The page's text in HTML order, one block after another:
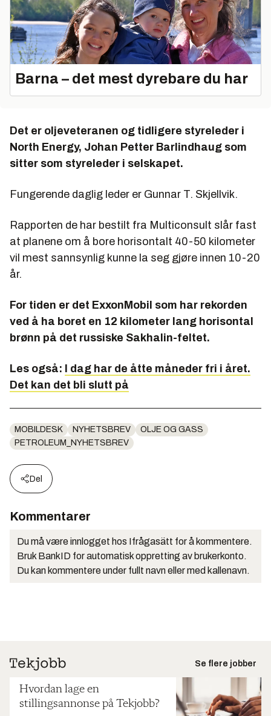
Barna – det mest dyrebare du har
Det er oljeveteranen og tidligere styreleder i
North Energy, Johan Petter Barlindhaug som
sitter som styreleder i selskapet.
Fungerende daglig leder er Gunnar T. Skjellvik.
Rapporten de har bestilt fra Multiconsult slår fast
at planene om å bore horisontalt 40-50 kilometer
vil mest sannsynlig kunne la seg gjøre innen 10-20
år.
For tiden er det ExxonMobil som har rekorden
ved å ha boret en 12 kilometer lang horisontal
brønn på det russiske Sakhalin-feltet.
Les også: I dag har de åtte måneder fri i året.
Det kan det bli slutt på
MOBILDESK NYHETSBREV
OLJE OG GASS
PETROLEUM_NYHETSBREV
Del
Kommentarer
Du må være innlogget hos Ifrågasätt for å kommentere.
Bruk BankID for automatisk oppretting av brukerkonto.
Du kan kommentere under fullt navn eller med kallenavn.
Se flere jobber
Hvordan lage en
stillingsannonse på Tekjobb?